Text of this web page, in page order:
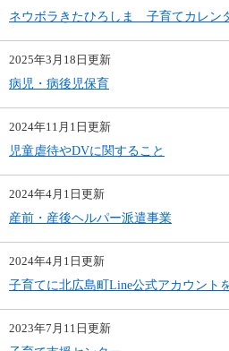
ネウボラきたひろしま 子育てカレン
2025年3月18日更新
病児・病後児保育
2024年11月1日更新
児童虐待やDVに関すること
2024年4月1日更新
産前・産後ヘルパー派遣事業
2024年4月1日更新
子育てに北広島町Line公式アカウント
2023年7月11日更新